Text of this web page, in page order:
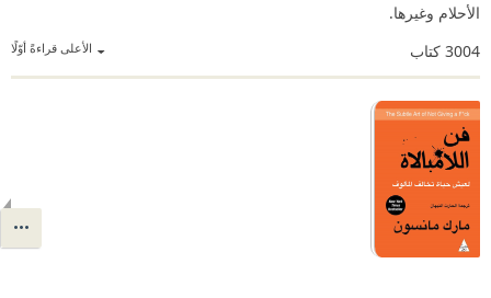
الأحلام وغيرها.
الأعلى قراءةً أوّلًا 3004 كتاب